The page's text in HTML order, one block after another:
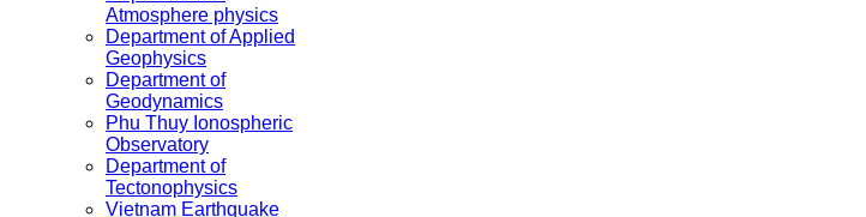
Atmosphere physics
Department of Applied
Geophysics
Department of
Geodynamics
Phu Thuy Ionospheric
Observatory
Department of
Tectonophysics
Vietnam Earthquake